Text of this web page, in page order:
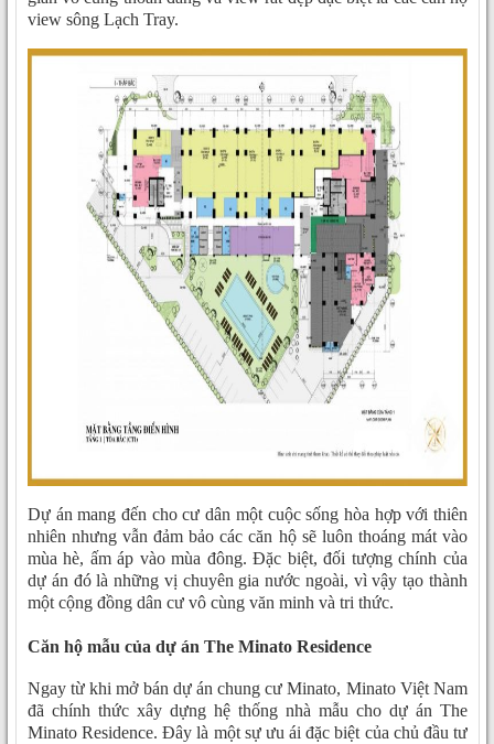
view sông Lạch Tray.
Dự án mang đến cho cư dân một cuộc sống hòa hợp với thiên
nhiên nhưng vẫn đảm bảo các căn hộ sẽ luôn thoáng mát vào
mùa hè, ấm áp vào mùa đông. Đặc biệt, đối tượng chính của
dự án đó là những vị chuyên gia nước ngoài, vì vậy tạo thành
một cộng đồng dân cư vô cùng văn minh và tri thức.
Căn hộ mẫu của dự án The Minato Residence
Ngay từ khi mở bán dự án chung cư Minato, Minato Việt Nam
đã chính thức xây dựng hệ thống nhà mẫu cho dự án The
Minato Residence. Đây là một sự ưu ái đặc biệt của chủ đầu tư